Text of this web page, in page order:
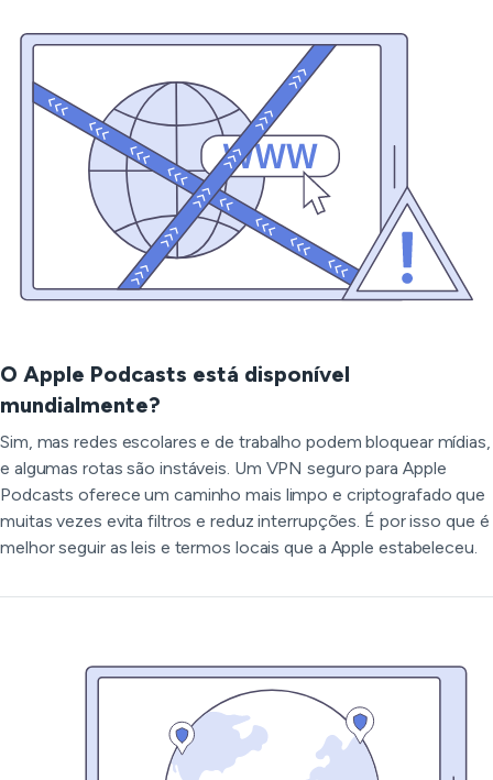
O Apple Podcasts está disponível
mundialmente?
Sim, mas redes escolares e de trabalho podem bloquear mídias,
e algumas rotas são instáveis. Um VPN seguro para Apple
Podcasts oferece um caminho mais limpo e criptografado que
muitas vezes evita filtros e reduz interrupções. É por isso que é
melhor seguir as leis e termos locais que a Apple estabeleceu.